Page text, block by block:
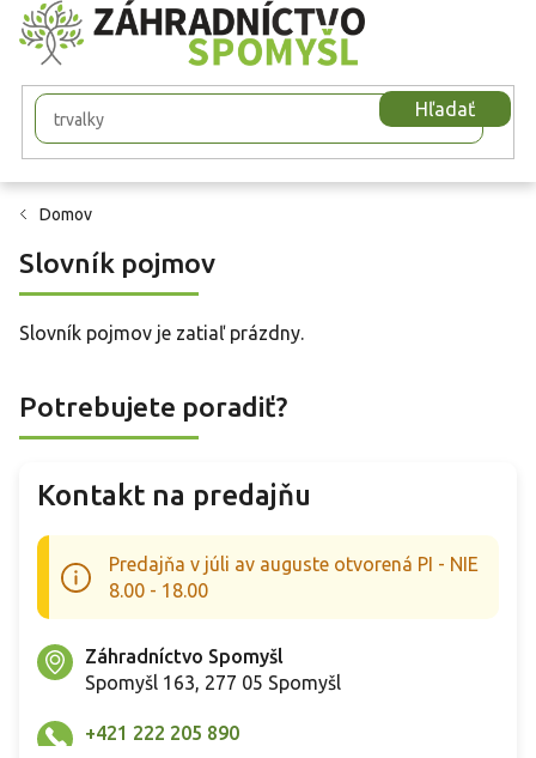
Prejsť
na
obsah
Hľadať
Domov
Slovník pojmov
Slovník pojmov je zatiaľ prázdny.
Potrebujete poradiť?
Kontakt na predajňu
Predajňa v júli av auguste otvorená PI - NIE
8.00 - 18.00
Záhradníctvo Spomyšl
Spomyšl 163, 277 05 Spomyšl
+421 222 205 890